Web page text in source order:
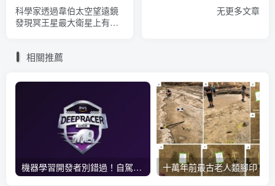
科學家透過韋伯太空望遠鏡
發現冥王星最大衛星上有二
无更多文章
相關推薦
機器學習開發者別錯過！自駕賽車AI模型模擬器──「AWS DeepRacer快速入門課程」免費開放中，報名再送AWS藍芽喇叭